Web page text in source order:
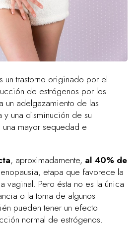
un trastorno originado por el
de estrógenos por los
un adelgazamiento de las
una disminución de su
mayor sequedad e
, aproximadamente, al 40% de
etapa que favorece la
vaginal. Pero ésta no es la única
o la toma de algunos
pueden tener un efecto
normal de estrógenos.